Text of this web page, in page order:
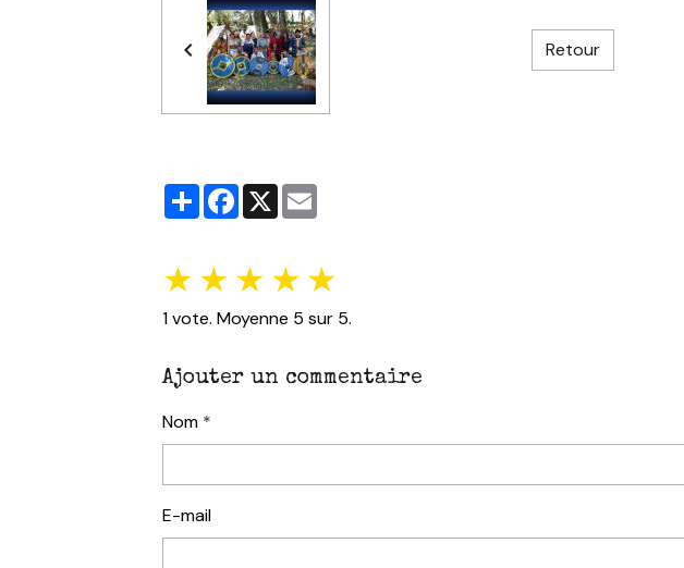
Retour
PartagerFacebook
X
★★★★★
1vote. Moyenne 5 sur 5.
Ajouter un commentaire
Nom
E-mail